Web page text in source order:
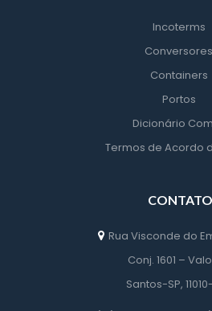
Incoterm
Conversore
Container
Porto
Dicionário
Termos de Acordo
CONTATO
Rua Visconde do
Conj. 1601 –
Santos-SP,